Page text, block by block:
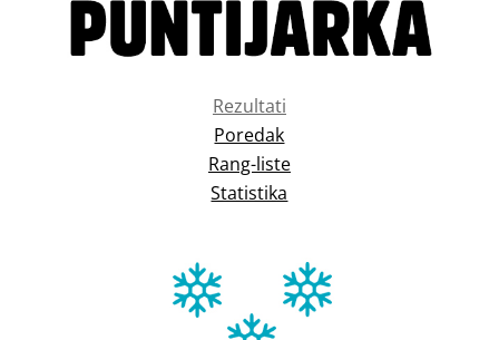
Rezultati
Poredak
Rang-liste
Statistika